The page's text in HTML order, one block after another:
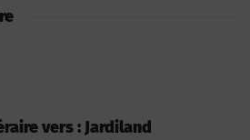
vers : Jardiland